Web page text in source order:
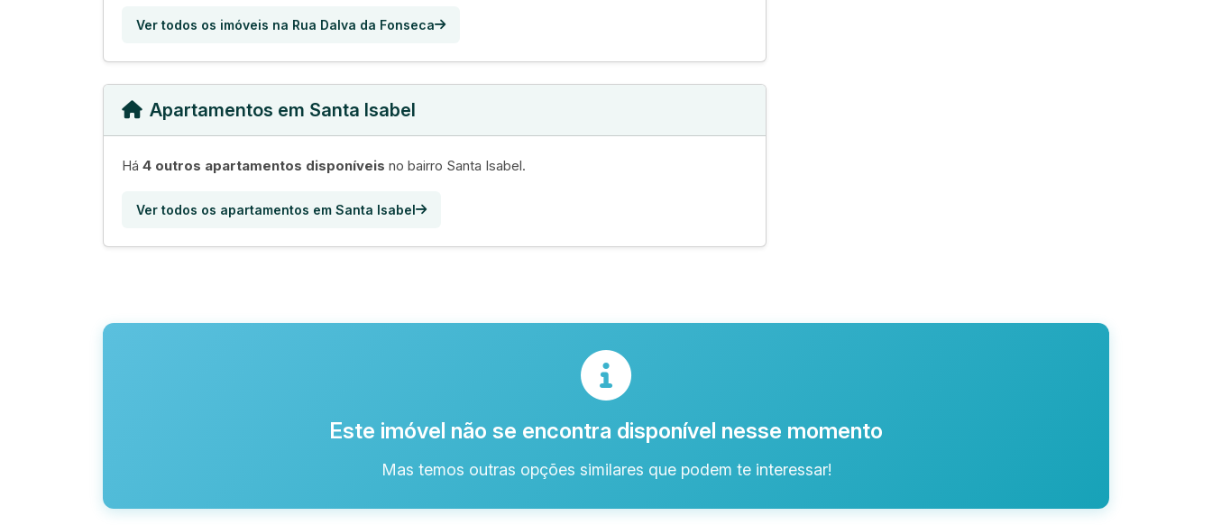
Ver todos os imóveis na Rua Dalva da Fonseca
Apartamentos em Santa Isabel
Há 4 outros apartamentos disponíveis no bairro Santa Isabel.
Ver todos os apartamentos em Santa Isabel
Este imóvel não se encontra disponível nesse momento
Mas temos outras opções similares que podem te interessar!